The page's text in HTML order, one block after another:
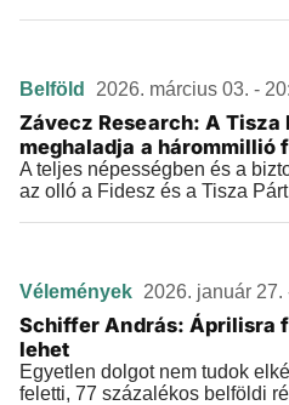
Belföld 2026. március 03. -
Závecz Research: A Tisza
meghaladja a hárommillió
A teljes népességben és a
az olló a Fidesz és a Tisza
Vélemények 2026. január 27.
Schiffer András: Áprilisra
lehet
Egyetlen dolgot nem tudok
feletti, 77 százalékos belföldi